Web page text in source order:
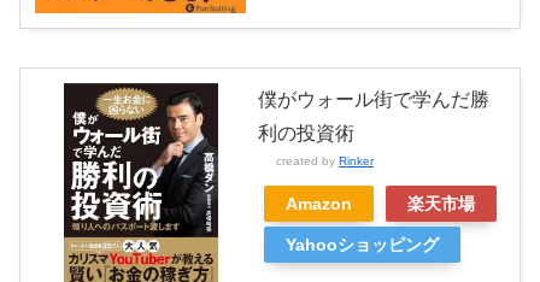
僕がウォール街で学んだ勝
利の投資術
created by Rinker
Amazon 楽天市場
Yahooショッピング